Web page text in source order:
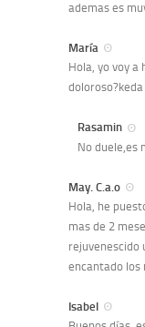
ademas es
María
Hola, yo voy a
Rasamin
No duele,es
May. C.a.o
Hola, he
mas de 2
rejuvenescido
encantado los
Isabel